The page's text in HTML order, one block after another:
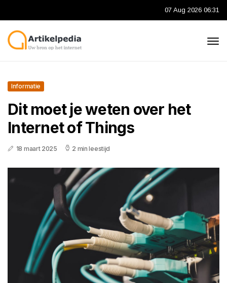
07 Aug 2026 06:31
Informatie
Dit moet je weten over het
Internet of Things
18 maart 2025 2 min leestijd